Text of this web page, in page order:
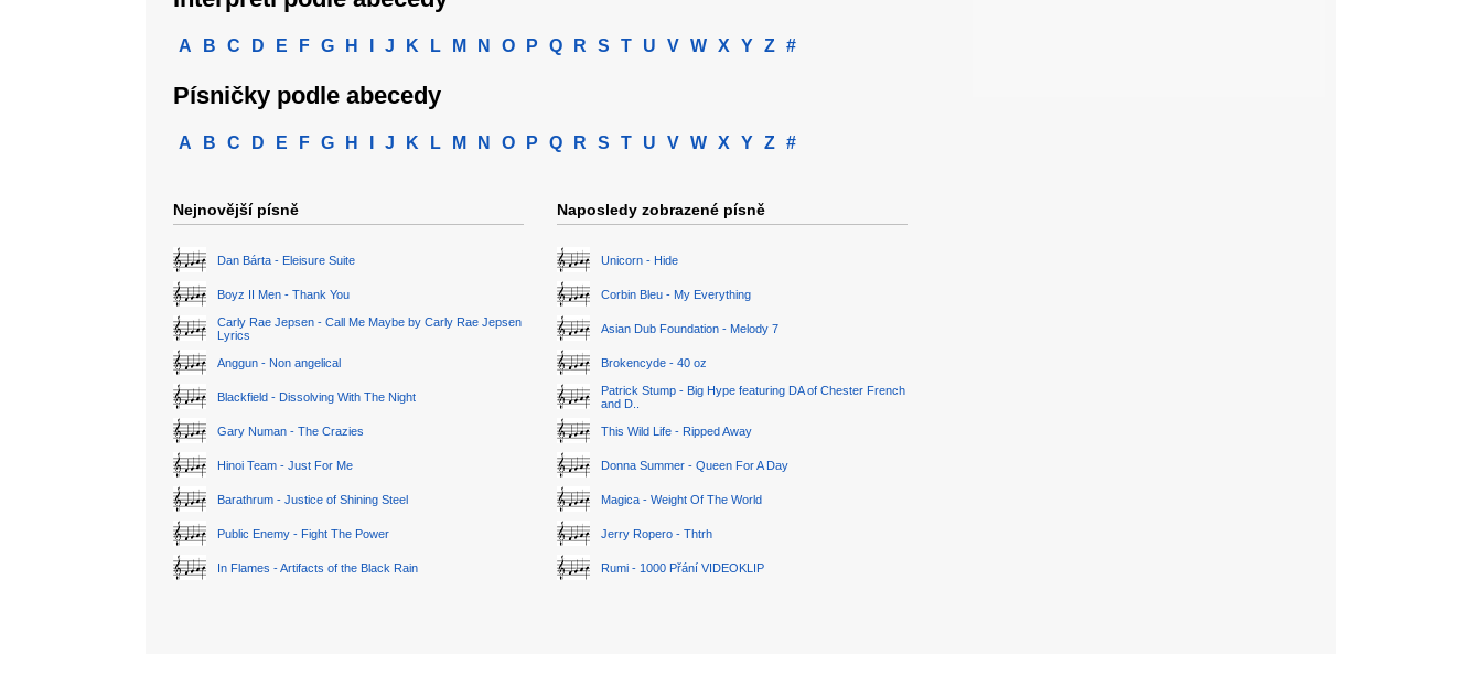
A B C D E F G H J K L M N O P Q R S T U V W X Y Z #
Písničky podle abecedy
A B C D E F G H J K L M N O P Q R S T U V W X Y Z #
Nejnovější písně
Dan Bárta - Eleisure Suite
Boyz II Men - Thank You
Carly Rae Jepsen - Call Me Maybe by Carly Rae Jepsen
Lyrics
Anggun - Non angelical
Blackfield - Dissolving With The Night
Gary Numan - The Crazies
Hinoi Team - Just For Me
Barathrum - Justice of Shining Steel
Public Enemy - Fight The Power
In Flames - Artifacts of the Black Rain
Naposledy zobrazené písně
Unicorn - Hide
Corbin Bleu - My Everything
Asian Dub Foundation - Melody 7
Brokencyde - 40 oz
Patrick Stump - Big Hype featuring DA of Chester French
and D..
This Wild Life - Ripped Away
Donna Summer - Queen For A Day
Magica - Weight Of The World
Jerry Ropero - Thtrh
Rumi - 1000 Přání VIDEOKLIP